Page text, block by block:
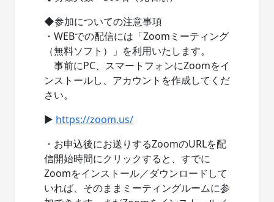
◆参加についての注意事項
・WEBでの配信には「Zoomミーティング
（無料ソフト）」を利用いたします。
事前にPC、スマートフォンにZoomをイ
ンストールし、アカウントを作成してくだ
さい。
▶ https://zoom.us/
・お申込後にお送りするZoomのURLを配
信開始時間にクリックすると、すでに
Zoomをインストール／ダウンロードして
いれば、そのままミーティングルームに参